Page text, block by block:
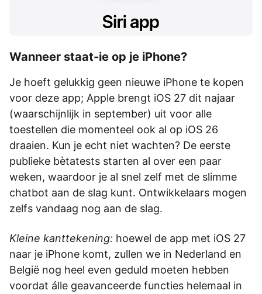
Wanneer staat-ie op je iPhone?
Je hoeft gelukkig geen nieuwe iPhone te kopen
voor deze app; Apple brengt iOS 27 dit najaar
(waarschijnlijk in september) uit voor alle
toestellen die momenteel ook al op iOS 26
draaien. Kun je echt niet wachten? De eerste
publieke bètatests starten al over een paar
weken, waardoor je al snel zelf met de slimme
chatbot aan de slag kunt. Ontwikkelaars mogen
zelfs vandaag nog aan de slag.
Kleine kanttekening: hoewel de app met iOS 27
naar je iPhone komt, zullen we in Nederland en
België nog heel even geduld moeten hebben
voordat álle geavanceerde functies helemaal in